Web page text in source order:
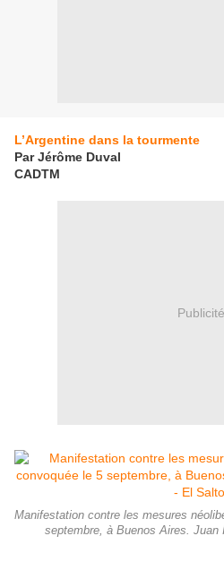
L’Argentine dans la tourmente
Par Jérôme Duval
CADTM
Publicité
Manifestation contre les mesures
septembre, à Buenos Aires. Juan